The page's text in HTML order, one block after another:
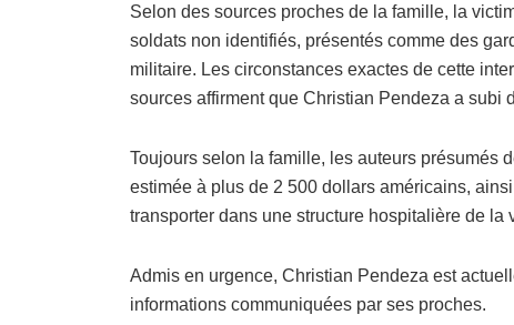
Selon des sources proches de la famille, la
soldats non identifiés, présentés comme des
militaire. Les circonstances exactes de cette
sources affirment que Christian Pendeza a subi
Toujours selon la famille, les auteurs présumés
estimée à plus de 2 500 dollars américains,
transporter dans une structure hospitalière de la
Admis en urgence, Christian Pendeza est
informations communiquées par ses proches.